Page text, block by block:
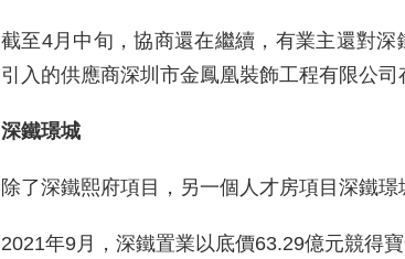
截至4月中旬，協商還在繼續，有業主還對
引入的供應商深圳市金鳳凰裝飾工程有限公司
深鐵璟城
除了深鐵熙府項目，另一個人才房項目深鐵璟
2021年9月，深鐵置業以底價63.29億元競得